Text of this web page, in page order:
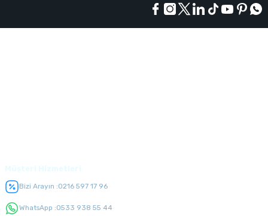
Bizi Arayın :0216 597 17 96
WhatsApp :0533 938 55 44